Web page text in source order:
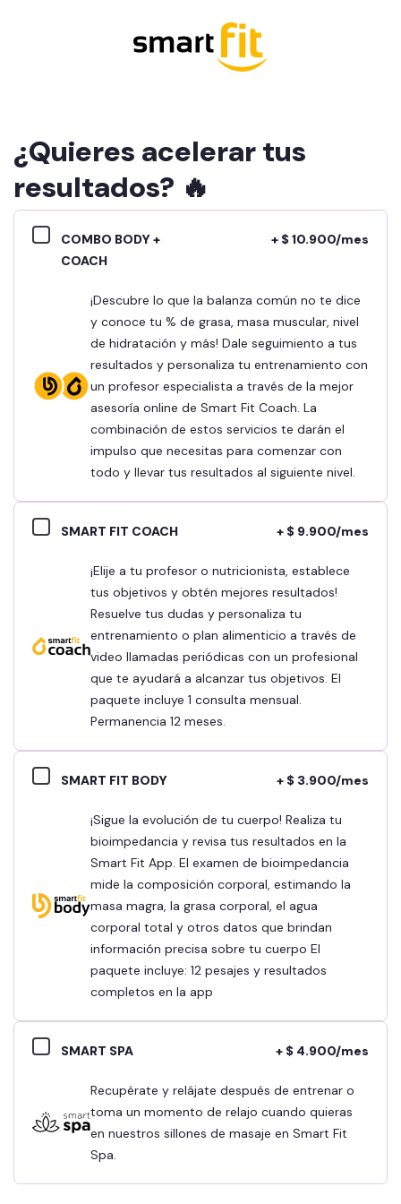
¿Quieres acelerar tus
resultados? 🔥
COMBO BODY +
COACH
+ $ 10.900/mes
¡Descubre lo que la balanza común no te dice
y conoce tu % de grasa, masa muscular, nivel
de hidratación y más! Dale seguimiento a tus
resultados y personaliza tu entrenamiento con
un profesor especialista a través de la mejor
asesoría online de Smart Fit Coach. La
combinación de estos servicios te darán el
impulso que necesitas para comenzar con
todo y llevar tus resultados al siguiente nivel.
SMART FIT COACH + $ 9.900/mes
¡Elije a tu profesor o nutricionista, establece
tus objetivos y obtén mejores resultados!
Resuelve tus dudas y personaliza tu
entrenamiento o plan alimenticio a través de
video llamadas periódicas con un profesional
que te ayudará a alcanzar tus objetivos. El
paquete incluye 1 consulta mensual.
Permanencia 12 meses.
SMART FIT BODY + $ 3.900/mes
¡Sigue la evolución de tu cuerpo! Realiza tu
bioimpedancia y revisa tus resultados en la
Smart Fit App. El examen de bioimpedancia
mide la composición corporal, estimando la
masa magra, la grasa corporal, el agua
corporal total y otros datos que brindan
información precisa sobre tu cuerpo El
paquete incluye: 12 pesajes y resultados
completos en la app
SMART SPA + $ 4.900/mes
Recupérate y relájate después de entrenar o
toma un momento de relajo cuando quieras
en nuestros sillones de masaje en Smart Fit
Spa.